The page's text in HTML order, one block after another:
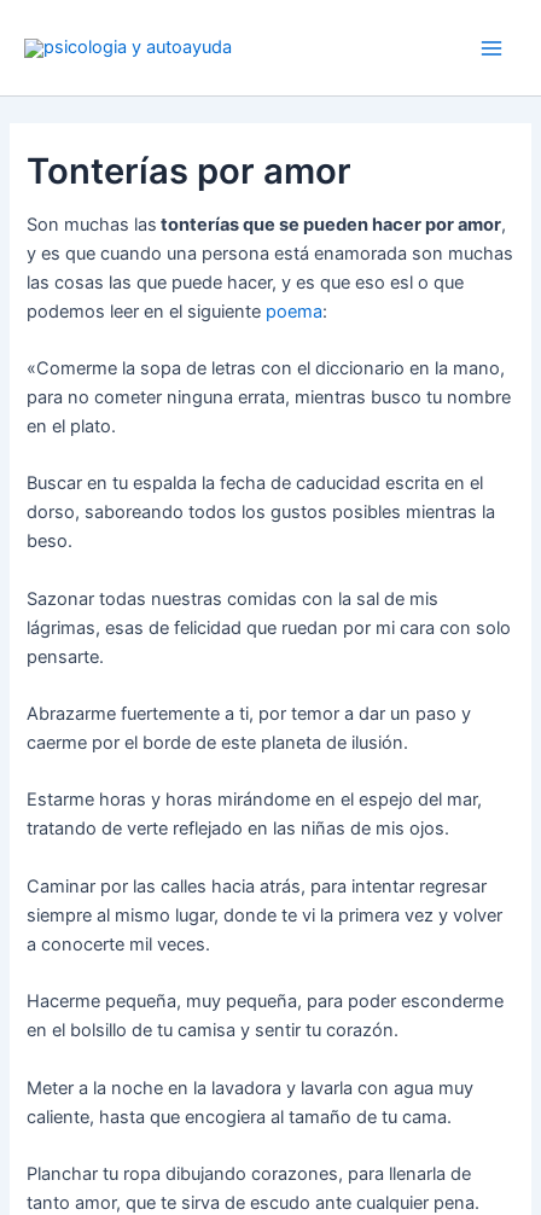
Tonterías por amor
Son muchas las tonterías que se pueden hacer por amor,
y es que cuando una persona está enamorada son muchas
las cosas las que puede hacer, y es que eso esl o que
podemos leer en el siguiente poema:
«Comerme la sopa de letras con el diccionario en la mano,
para no cometer ninguna errata, mientras busco tu nombre
en el plato.
Buscar en tu espalda la fecha de caducidad escrita en el
dorso, saboreando todos los gustos posibles mientras la
beso.
Sazonar todas nuestras comidas con la sal de mis
lágrimas, esas de felicidad que ruedan por mi cara con solo
pensarte.
Abrazarme fuertemente a ti, por temor a dar un paso y
caerme por el borde de este planeta de ilusión.
Estarme horas y horas mirándome en el espejo del mar,
tratando de verte reflejado en las niñas de mis ojos.
Caminar por las calles hacia atrás, para intentar regresar
siempre al mismo lugar, donde te vi la primera vez y volver
a conocerte mil veces.
Hacerme pequeña, muy pequeña, para poder esconderme
en el bolsillo de tu camisa y sentir tu corazón.
Meter a la noche en la lavadora y lavarla con agua muy
caliente, hasta que encogiera al tamaño de tu cama.
Planchar tu ropa dibujando corazones, para llenarla de
tanto amor, que te sirva de escudo ante cualquier pena.